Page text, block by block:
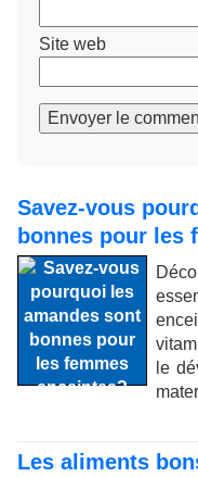
Site web
Envoyer le
Savez-vous
bonnes pour les
le
Les aliments